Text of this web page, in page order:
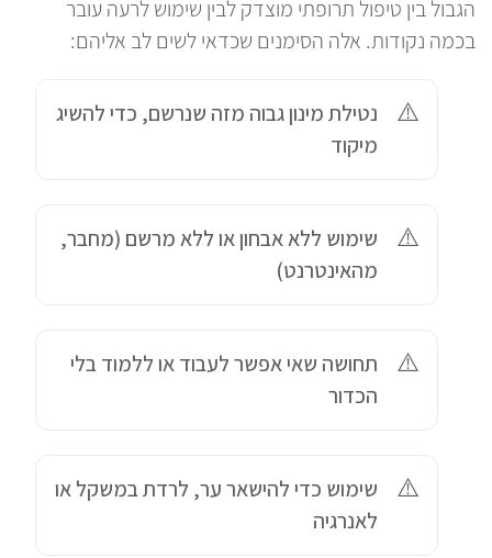
הגבול בין טיפול תרופתי מוצדק לבין שימוש לרעה עובר
בכמה נקודות. אלה הסימנים שכדאי לשים לב אליהם:
נטילת מינון גבוה מזה שנרשם, כדי להשיג
מיקוד
שימוש ללא אבחון או ללא מרשם (מחבר,
מהאינטרנט)
תחושה שאי אפשר לעבוד או ללמוד בלי
הכדור
שימוש כדי להישאר ער, לרדת במשקל או
לאנרגיה